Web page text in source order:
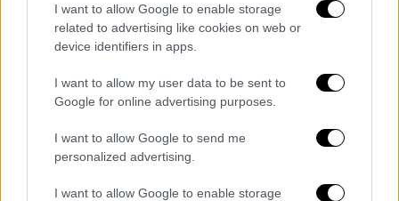
I want to allow Google to enable storage
related to advertising like cookies on web or
device identifiers in apps.
I want to allow my user data to be sent to
Google for online advertising purposes.
I want to allow Google to send me
personalized advertising.
I want to allow Google to enable storage
δεν έχει υπηρετήσει ποτέ σε διευθυντική
θέση οποιουδήποτε θεσμού